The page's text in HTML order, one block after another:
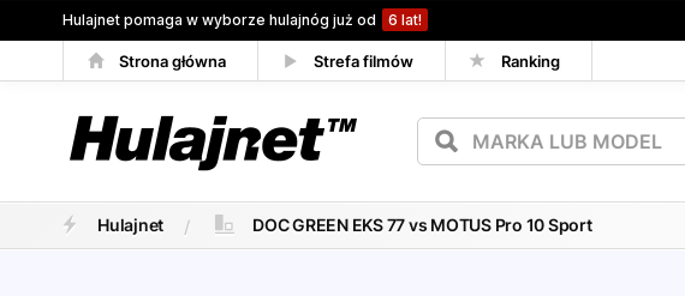
Hulajnet pomaga w wyborze hulajnóg już od 6 lat!
Strona główna Strefa filmów Ranking
Hulajnet DOC GREEN EKS 77 vs MOTUS Pro 10 Sport